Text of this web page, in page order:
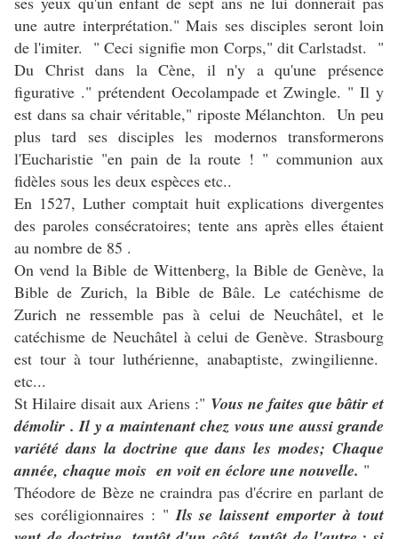
une autre interprétation." Mais ses disciples seront loin
de l'imiter. " Ceci signifie mon Corps," dit Carlstadst. "
Du Christ dans la Cène, il n'y a qu'une présence
figurative ." prétendent Oecolampade et Zwingle. " Il y
est dans sa chair véritable," riposte Mélanchton. Un peu
plus tard ses disciples les modernos transformerons
l'Eucharistie "en pain de la route ! " communion aux
fidèles sous les deux espèces etc..
En 1527, Luther comptait huit explications divergentes
des paroles consécratoires; tente ans après elles étaient
au nombre de 85 .
On vend la Bible de Wittenberg, la Bible de Genève, la
Bible de Zurich, la Bible de Bâle. Le catéchisme de
Zurich ne ressemble pas à celui de Neuchâtel, et le
catéchisme de Neuchâtel à celui de Genève. Strasbourg
est tour à tour luthérienne, anabaptiste, zwingilienne.
etc...
St Hilaire disait aux Ariens :" Vous ne faites que bâtir et
démolir . Il y a maintenant chez vous une aussi grande
variété dans la doctrine que dans les modes; Chaque
année, chaque mois en voit en éclore une nouvelle. "
Théodore de Bèze ne craindra pas d'écrire en parlant de
ses coréligionnaires : "Ils se laissent emporter à tout